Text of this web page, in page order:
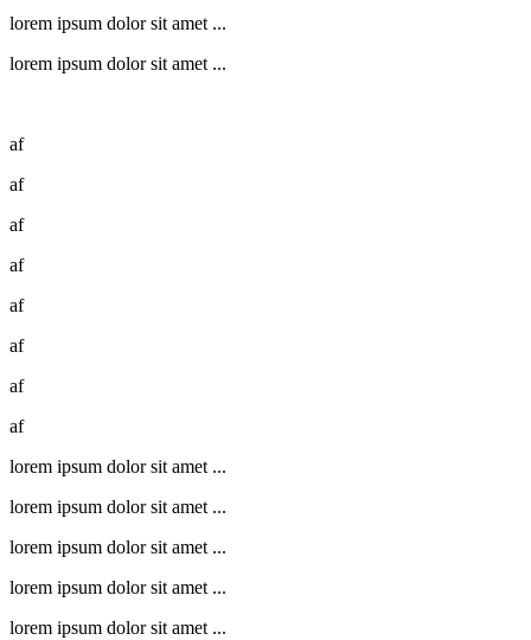
lorem ipsum dolor sit amet ...
lorem ipsum dolor sit amet ...
af
af
af
af
af
af
af
af
lorem ipsum dolor sit amet ...
lorem ipsum dolor sit amet ...
lorem ipsum dolor sit amet ...
lorem ipsum dolor sit amet ...
lorem ipsum dolor sit amet ...